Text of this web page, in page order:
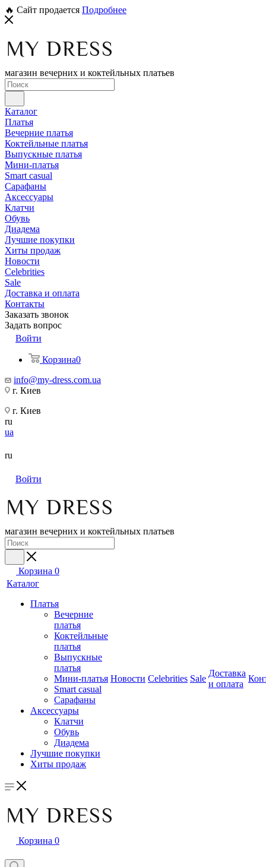
🔥 Сайт продается Подробнее
магазин вечерних и коктейльных платьев
Каталог
Платья
Вечерние платья
Коктейльные платья
Выпускные платья
Мини-платья
Smart casual
Сарафаны
Аксессуары
Клатчи
Обувь
Диадема
Лучшие покупки
Хиты продаж
Новости
Celebrities
Sale
Доставка и оплата
Контакты
Заказать звонок
Задать вопрос
Войти
Корзина0
info@my-dress.com.ua
г. Киев
г. Киев
ru
ua
ru
Войти
магазин вечерних и коктейльных платьев
Корзина 0
Каталог
Платья
Вечерние
платья
Коктейльные
платья
Выпускные
платья
Мини-платья
Smart casual
Сарафаны
Аксессуары
Клатчи
Обувь
Диадема
Лучшие покупки
Хиты продаж
Новости Celebrities Sale
Доставка
и оплата
Корзина 0